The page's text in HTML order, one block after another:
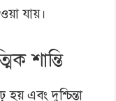
যায়।
শান্তি
এবং দুশ্চিন্তা